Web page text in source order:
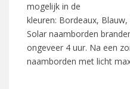
mogelijk in de
kleuren: Bordeaux,
Solar naamborden
ongeveer 4 uur. Na een
naamborden met licht